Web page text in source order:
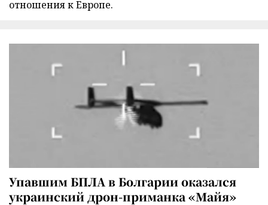
отношения к Европе.
Упавшим БПЛА в Болгарии оказался
украинский дрон-приманка «Майя»